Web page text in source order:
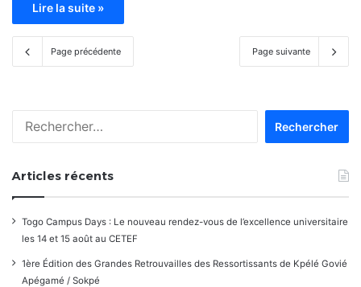
Lire la suite »
Page précédente Page suivante
Articles récents
Togo Campus Days : Le nouveau rendez-vous de l’excellence universitaire
les 14 et 15 août au CETEF
1ère Édition des Grandes Retrouvailles des Ressortissants de Kpélé Govié
Apégamé / Sokpé